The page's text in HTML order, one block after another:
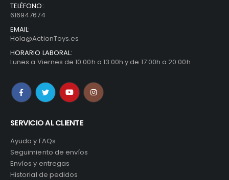
TELÉFONO:
616947674
EMAIL:
Hola@ActionToys.es
HORARIO LABORAL:
Lunes a Viernes de 10:00h a 13:00h y de 17:00h a 20:00h
SERVICIO AL CLIENTE
Ayuda y FAQs
Seguimiento de envíos
Envíos y entregas
Historial de pedidos